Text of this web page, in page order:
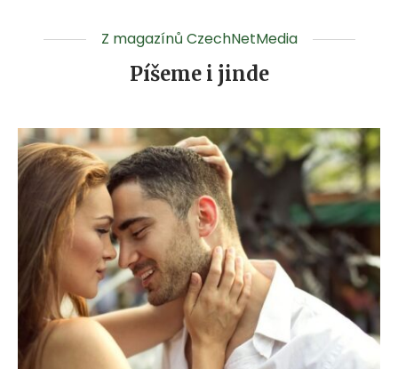
Z magazínů CzechNetMedia
Píšeme i jinde